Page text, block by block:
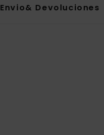
Envio& Devoluciones